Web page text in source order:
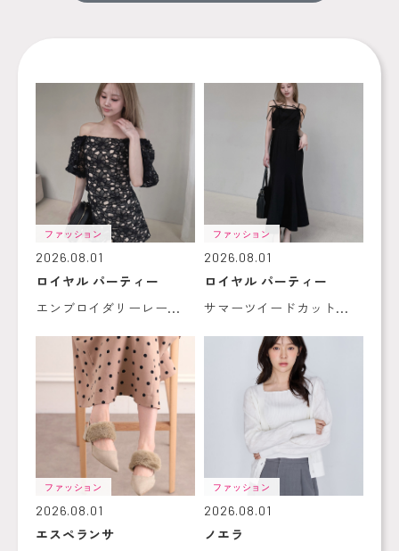
ファッション
2026.08.01
ロイヤル パーティー
エンブロイダリーレー...
ファッション
2026.08.01
ロイヤル パーティー
サマーツイードカット...
ファッション
2026.08.01
エスペランサ
ファッション
2026.08.01
ノエラ